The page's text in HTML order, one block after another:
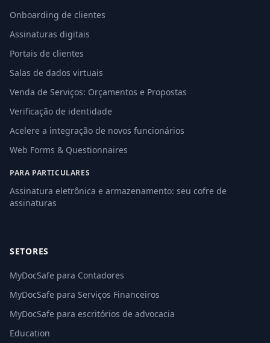
Onboarding de clientes
Assinaturas digitais
Portais de clientes
Salas de dados virtuais
Venda de Serviços: Orçamentos e Propostas
Verificação de identidade
Acelere a integração de novos funcionários
Web Forms & Questionnaires
PARA PARTICULARES
Assinatura eletrônica e armazenamento: seu cofre de
assinaturas
SETORES
MyDocSafe para Contadores
MyDocSafe para Serviços Financeiros
MyDocSafe para escritórios de advocacia
Education